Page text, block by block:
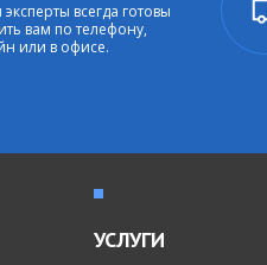
всегда готовы
вам по телефону,
или в офисе.
УСЛУГИ